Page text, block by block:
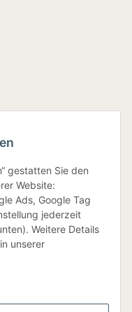
gestatten Sie den
Website:
Ads, Google Tag
jederzeit
Weitere Details
unserer